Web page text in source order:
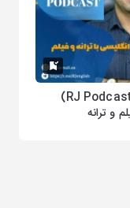
زبان آموز | (RJ Podcast)
و ترانه